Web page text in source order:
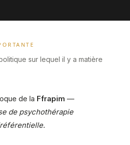
sur lequel il y a matière
de la Ffrapim —
de psychothérapie